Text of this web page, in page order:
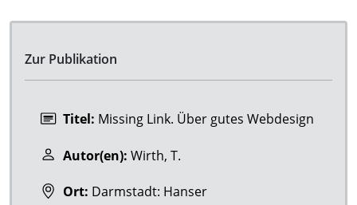
Zur Publikation
Titel: Missing Link. Über gutes Webdesign
Autor(en): Wirth, T.
Ort: Darmstadt: Hanser